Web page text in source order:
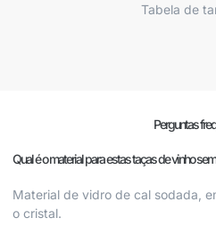
Tabela de
Perguntas
Qual é o material para estas taças de vinho
Material de vidro de cal sodada,
o cristal.